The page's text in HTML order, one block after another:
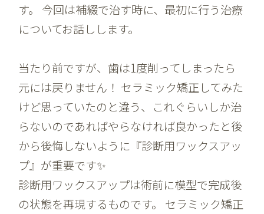
す。 今回は補綴で治す時に、最初に行う治療
についてお話しします。
当たり前ですが、歯は1度削ってしまったら
元には戻りません！ セラミック矯正してみた
けど思っていたのと違う、これぐらいしか治
らないのであればやらなければ良かったと後
から後悔しないように『診断用ワックスアッ
プ』が重要です✨
診断用ワックスアップは術前に模型で完成後
の状態を再現するものです。 セラミック矯正